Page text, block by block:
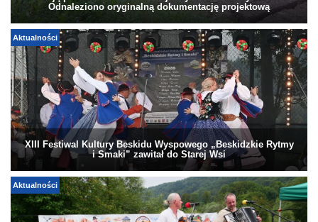
Odnaleziono oryginalną dokumentację projektową
Aktualności
XIII Festiwal Kultury Beskidu Wyspowego „Beskidzkie Rytmy
i Smaki” zawitał do Starej Wsi
Aktualności